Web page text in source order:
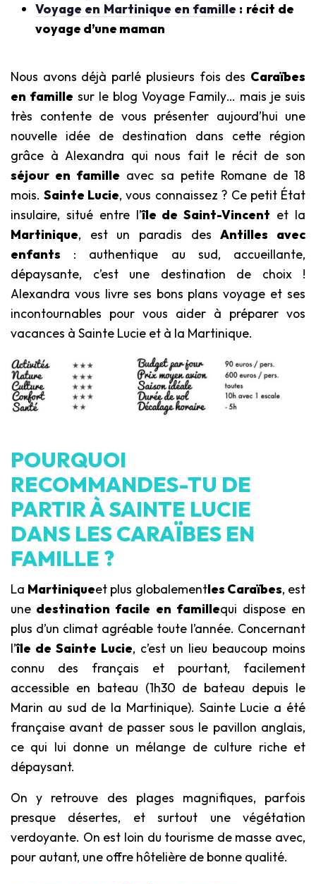
Voyage en Martinique en famille : récit de
voyage d’une maman
Nous avons déjà parlé plusieurs fois des Caraïbes
en famille sur le blog Voyage Family… mais je suis
très contente de vous présenter aujourd’hui une
nouvelle idée de destination dans cette région
grâce à Alexandra qui nous fait le récit de son
séjour en famille avec sa petite Romane de 18
mois.Sainte Lucie, vous connaissez ? Ce petit État
insulaire, situé entre l’île de Saint-Vincent et la
Martinique, est un paradis desAntilles avec
enfants : authentique au sud, accueillante,
dépaysante, c’est une destination de choix !
Alexandra vous livre ses bons plans voyage et ses
incontournables pour vous aider à préparer vos
vacances à Sainte Lucie et à la Martinique.
POURQUOI
RECOMMANDES-TU DE
PARTIR À SAINTE LUCIE
DANS LES CARAÏBES EN
FAMILLE ?
La Martiniqueet plus globalementles Caraïbes, est
une destination facile en famillequi dispose en
plus d’un climat agréable toute l’année. Concernant
l’île de Sainte Lucie, c’est un lieu beaucoup moins
connu des français et pourtant, facilement
accessible en bateau (1h30 de bateau depuis le
Marin au sud de la Martinique). Sainte Lucie a été
française avant de passer sous le pavillon anglais,
ce qui lui donne un mélange de culture riche et
dépaysant.
On y retrouve des plages magnifiques, parfois
presque désertes, et surtout une végétation
verdoyante. On est loin du tourisme de masse avec,
pour autant, une offre hôtelière de bonne qualité.